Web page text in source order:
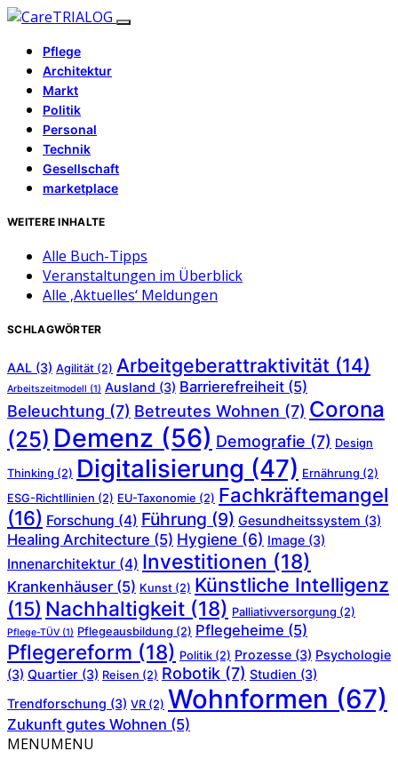
Pflege
Architektur
Markt
Politik
Personal
Technik
Gesellschaft
marketplace
WEITERE INHALTE
Alle Buch-Tipps
Veranstaltungen im Überblick
Alle ‚Aktuelles‘ Meldungen
SCHLAGWÖRTER
AAL (3) Agilität (2) Arbeitgeberattraktivität (14)
Arbeitszeitmodell (1) Ausland (3) Barrierefreiheit (5)
Beleuchtung (7) Betreutes Wohnen (7) Corona
(25) Demenz (56) Demografie (7) Design
Thinking (2) Digitalisierung (47) Ernährung (2)
ESG-Richtllinien (2) EU-Taxonomie (2) Fachkräftemangel
(16) Forschung (4) Führung (9) Gesundheitssystem (3)
Healing Architecture (5) Hygiene (6) Image (3)
Innenarchitektur (4) Investitionen (18)
Krankenhäuser (5) Kunst (2) Künstliche Intelligenz
(15) Nachhaltigkeit (18) Palliativversorgung (2)
Pflege-TÜV (1) Pflegeausbildung (2) Pflegeheime (5)
Pflegereform (18) Politik (2) Prozesse (3) Psychologie
(3) Quartier (3) Reisen (2) Robotik (7) Studien (3)
Trendforschung (3) VR (2) Wohnformen (67)
Zukunft gutes Wohnen (5)
MENUMENU